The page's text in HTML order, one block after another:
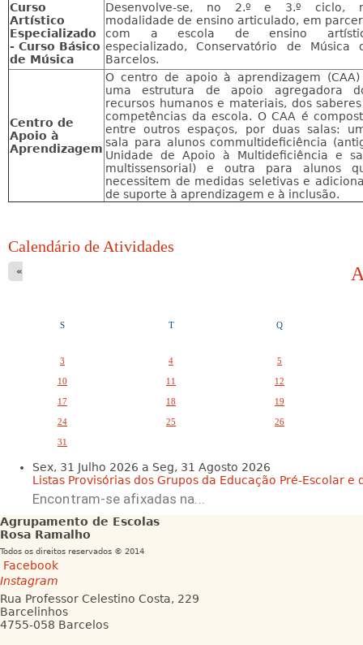
Curso
Artístico
Especializado
- Curso Básico
de Música
Desenvolve-se, no 2.º e 3.º ciclo,
modalidade de ensino articulado, em
com a escola de ensino
especializado, Conservatório de Música
Barcelos.
Centro de
Apoio à
Aprendizagem
O centro de apoio à aprendizagem
uma estrutura de apoio agregadora
recursos humanos e materiais, dos
competências da escola. O CAA é
entre outros espaços, por duas salas:
sala para alunos commultideficiência
Unidade de Apoio à Multideficiência e
multissensorial) e outra para alunos
necessitem de medidas seletivas e
de suporte à aprendizagem e à inclusão.
Calendário de Atividades
«
S T Q
3 4 5
10 11 12
17 18 19
24 25 26
31
Sex, 31 Julho 2026 a Seg, 31 Agosto 2026
Listas Provisórias dos Grupos da Educação Pré-Escolar e
Encontram-se afixadas na...
Agrupamento de Escolas
Rosa Ramalho
Todos os direitos reservados © 2014
Facebook
Instagram
Rua Professor Celestino Costa, 229
Barcelinhos
4755-058 Barcelos